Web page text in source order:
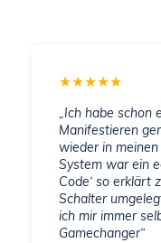
★★★★★
„Ich habe schon
Manifestieren
wieder in
System war ein
Code‘ so erklärt
Schalter
ich mir immer
Gamechanger“